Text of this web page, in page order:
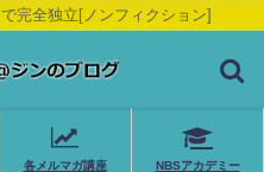
完全独立[ノンフィクション]
各メルマガ講座 NBSアカデミー